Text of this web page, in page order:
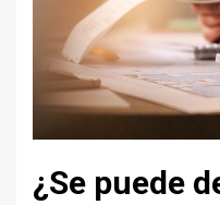
¿Se puede